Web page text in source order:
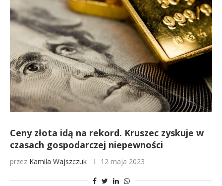
Ceny złota idą na rekord. Kruszec zyskuje w
czasach gospodarczej niepewności
przez Kamila Wajszczuk 12 maja 2023